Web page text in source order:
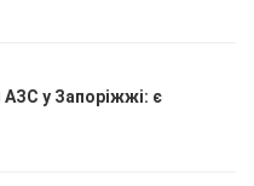
АЗС у Запоріжжі: є